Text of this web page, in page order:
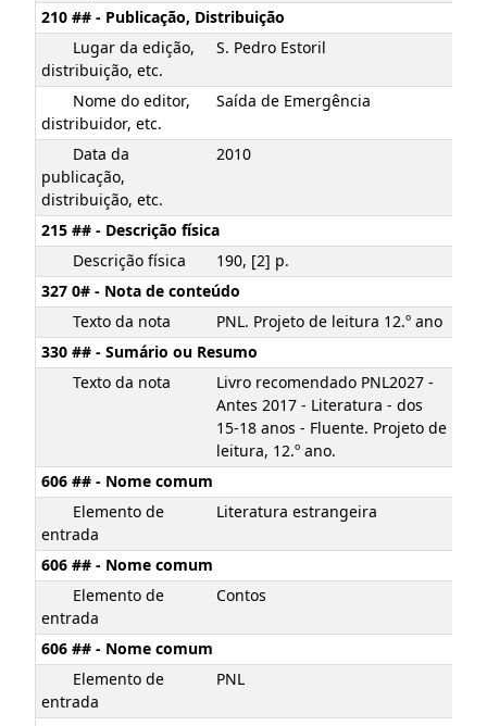
210 ## - Publicação, Distribuição
Lugar da edição,
distribuição, etc.
S. Pedro Estoril
Nome do editor,
distribuidor, etc.
Saída de Emergência
Data da
publicação,
distribuição, etc.
2010
215 ## - Descrição física
Descrição física
190, [2] p.
327 0# - Nota de conteúdo
Texto da nota
PNL. Projeto de leitura 12.º ano
330 ## - Sumário ou Resumo
Texto da nota
Livro recomendado PNL2027 -
Antes 2017 - Literatura - dos
15-18 anos - Fluente. Projeto de
leitura, 12.º ano.
606 ## - Nome comum
Elemento de
entrada
Literatura estrangeira
606 ## - Nome comum
Elemento de
entrada
Contos
606 ## - Nome comum
Elemento de
entrada
PNL